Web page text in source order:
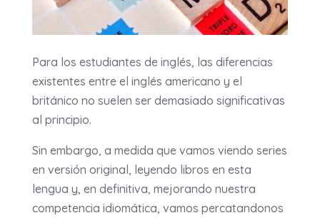
Para los estudiantes de inglés, las diferencias
existentes entre el inglés americano y el
británico no suelen ser demasiado significativas
al principio.
Sin embargo, a medida que vamos viendo series
en versión original, leyendo libros en esta
lengua y, en definitiva, mejorando nuestra
competencia idiomática, vamos percatandonos